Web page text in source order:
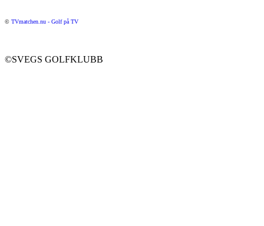
© TVmatchen.nu - Golf på TV
©SVEGS GOLFKLUBB